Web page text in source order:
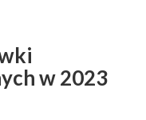
w 2023